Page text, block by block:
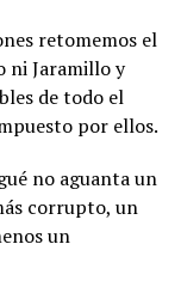
retomemos el
ni Jaramillo y
de todo el
por ellos.
no aguanta un
corrupto, un
un